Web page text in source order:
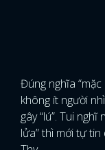
Đúng nghĩa
không ít người
gây “lú”. Tui
lửa” thì mới tự